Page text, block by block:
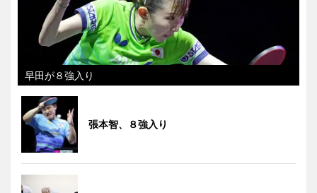
早田が８強入り
張本智、８強入り